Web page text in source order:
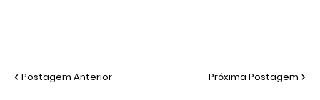
Postagem Anterior Próxima Postagem